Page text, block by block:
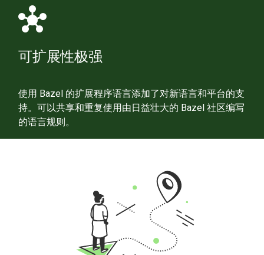
hub
可扩展性极强
使用 Bazel 的扩展程序语言添加了对新语言和平台的支
持。可以共享和重复使用由日益壮大的 Bazel 社区编写
的语言规则。